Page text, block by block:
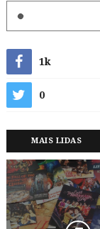
1k
0
MAIS LIDAS